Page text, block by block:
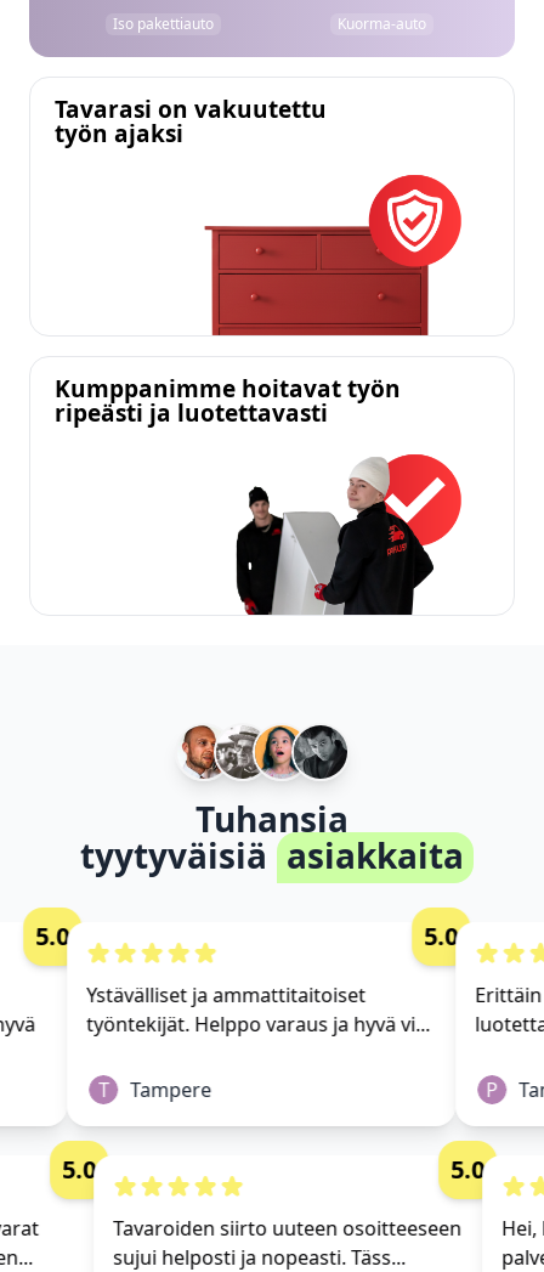
Iso pakettiauto Kuorma-auto
Tavarasi on vakuutettu
työn ajaksi
Kumppanimme hoitavat työn
ripeästi ja luotettavasti
Tuhansia
tyytyväisiä asiakkaita
5.0
Ystävälliset ja ammattitaitoiset
työntekijät. Helppo varaus ja hyvä vi...
T Tampere
5.0
P
5.0
Tavaroiden siirto uuteen osoitteeseen
sujui helposti ja nopeasti. Täss...
5.0